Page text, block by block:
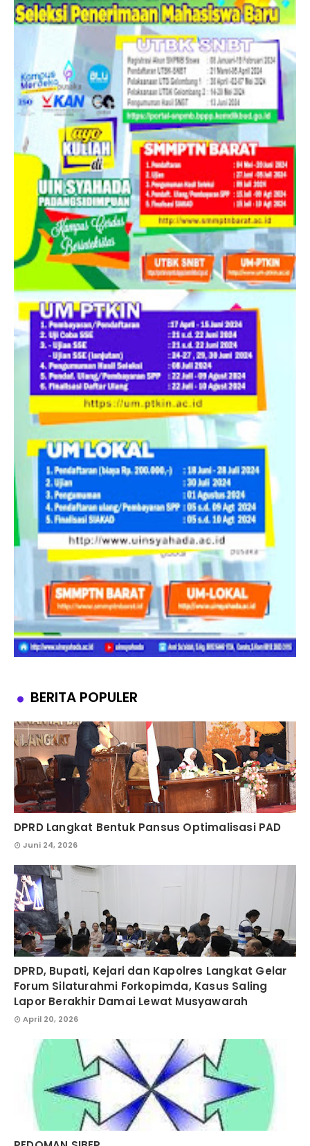
BERITA POPULER
DPRD Langkat Bentuk Pansus Optimalisasi PAD
Juni 24, 2026
DPRD, Bupati, Kejari dan Kapolres Langkat Gelar
Forum Silaturahmi Forkopimda, Kasus Saling
Lapor Berakhir Damai Lewat Musyawarah
April 20, 2026